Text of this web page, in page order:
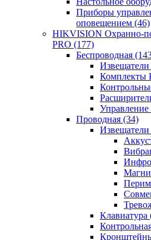
Приборы
оповещением (46)
HIKVISION Охранно-
PRO (177)
Беспроводная
Извещатели
Комплекты
Управление
Проводная (34)
Извещатели
Клавиатура